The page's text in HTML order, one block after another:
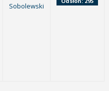
Sobolewski